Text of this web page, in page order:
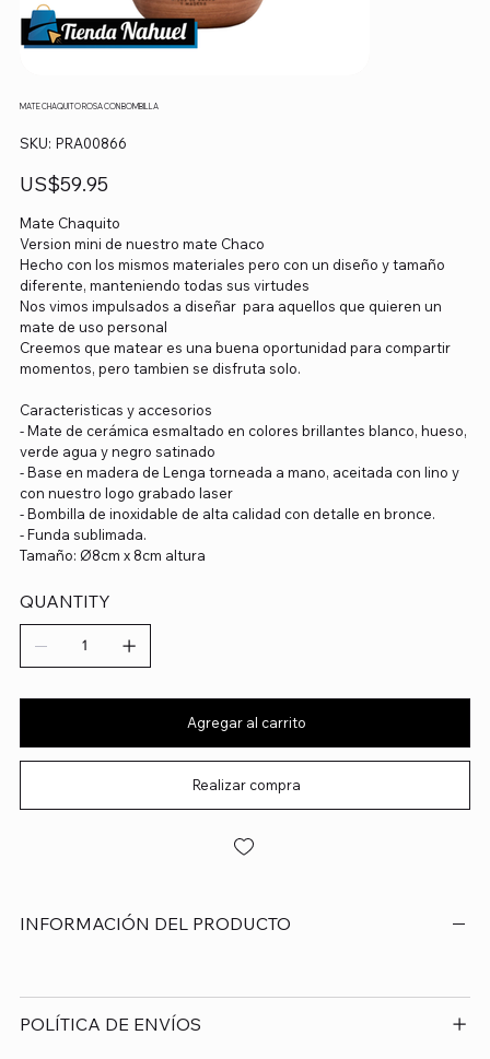
MATE CHAQUITO ROSA CON BOMBILLA
SKU: SKU
PRA00866
PRA00866
Precio
US$59.95
Mate Chaquito
Version mini de nuestro mate Chaco
Hecho con los mismos materiales pero con un diseño y tamaño
diferente, manteniendo todas sus virtudes
Nos vimos impulsados a diseñar para aquellos que quieren un
mate de uso personal
Creemos que matear es una buena oportunidad para compartir
momentos, pero tambien se disfruta solo.
Caracteristicas y accesorios
- Mate de cerámica esmaltado en colores brillantes blanco, hueso,
verde agua y negro satinado
- Base en madera de Lenga torneada a mano, aceitada con lino y
con nuestro logo grabado laser
- Bombilla de inoxidable de alta calidad con detalle en bronce.
- Funda sublimada.
Tamaño: Ø8cm x 8cm altura
QUANTITY
Agregar al carrito
Realizar compra
INFORMACIÓN DEL PRODUCTO
POLÍTICA DE ENVÍOS